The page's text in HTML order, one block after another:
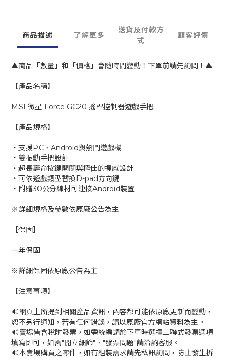
商品描述 了解更多
送貨及付款方
式
顧客評價
▲商品「數量」和「價格」會隨時間變動！下單前請先詢問！▲
【產品名稱】
MSI 微星 Force GC20 搖桿控制器遊戲手把
【產品規格】
‧支援PC、Android與熱門遊戲機
‧雙振動手把設計
‧超長壽命按鍵開關與極佳的握感設計
‧可依遊戲類型替換D-pad方向鍵
‧附贈30公分線材可連接Android裝置
※詳細規格及參數依原廠公告為主
【保固】
一年保固
※詳細保固依原廠公告為主
【注意事項】
🔊網頁上所提到相關產品資訊，內容都可能依原廠更新而變動，
恕不另行通知，若有任何錯誤，請以原廠官方網站資料為主。
🔊賣場皆含稅附發票，如需統編請於下單時選擇三聯式發票選項
填寫即可，如需"開立細節"、"發票問題"請洽詢客服。
🔊本賣場購買之零件，如有組裝需求請先私訊詢問，防止發生拆